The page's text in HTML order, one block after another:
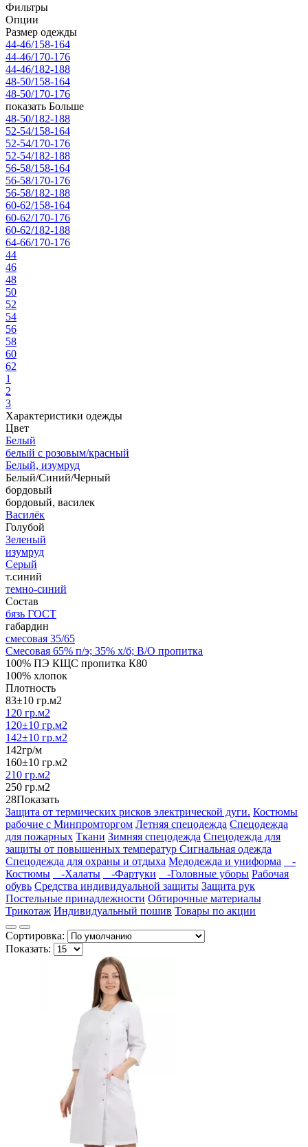
Фильтры
Опции
Размер одежды
44-46/158-164
44-46/170-176
44-46/182-188
48-50/158-164
48-50/170-176
показать Больше
48-50/182-188
52-54/158-164
52-54/170-176
52-54/182-188
56-58/158-164
56-58/170-176
56-58/182-188
60-62/158-164
60-62/170-176
60-62/182-188
64-66/170-176
44
46
48
50
52
54
56
58
60
62
1
2
3
Характеристики одежды
Цвет
Белый
белый с розовым/красный
Белый, изумруд
Белый/Синий/Черный
бордовый
бордовый, василек
Василёк
Голубой
Зеленый
изумруд
Серый
т.синий
темно-синий
Состав
бязь ГОСТ
габардин
смесовая 35/65
Смесовая 65% п/э; 35% х/б; В/О пропитка
100% ПЭ КЩС пропитка К80
100% хлопок
Плотность
83±10 гр.м2
120 гр.м2
120±10 гр.м2
142±10 гр.м2
142гр/м
160±10 гр.м2
210 гр.м2
250 гр.м2
28Показать
Защита от термических рисков электрической дуги. Костюмы
рабочие с Минпромторгом Летняя спецодежда Спецодежда
для пожарных Ткани Зимняя спецодежда Спецодежда для
защиты от повышенных температур Сигнальная одежда
Спецодежда для охраны и отдыха Медодежда и униформа
-
Костюмы
-Халаты -Фартуки -Головные уборы Рабочая
обувь Средства индивидуальной защиты Защита рук
Постельные принадлежности Обтирочные материалы
Трикотаж Индивидуальный пошив Товары по акции
Сортировка:
Показать: